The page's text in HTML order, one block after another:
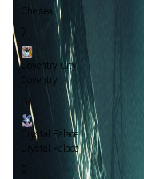
Chelsea
7
Coventry City
Coventry
8
Crystal Palace
Crystal Palace
9